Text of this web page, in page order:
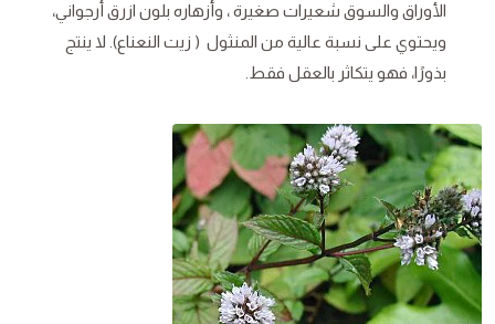
الأوراق والسوق شعيرات صغيرة ، وأزهاره بلون ازرق أرجواني،
ويحتوي على نسبة عالية من المنثول ( زيت النعناع). لا ينتج
بذورًا، فهو يتكاثر بالعقل فقط.